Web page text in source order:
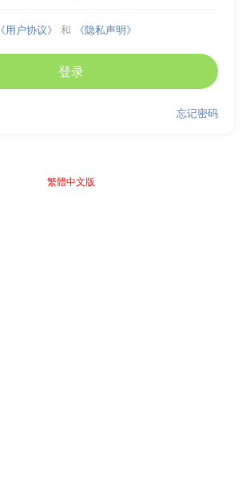
《用户协议》 和 《隐私声明》
登录
忘记密码
繁體中文版